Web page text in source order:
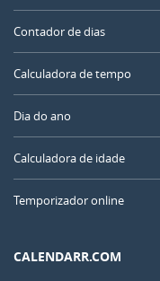
Contador de dias
Calculadora de tempo
Dia do ano
Calculadora de idade
Temporizador online
CALENDARR.COM